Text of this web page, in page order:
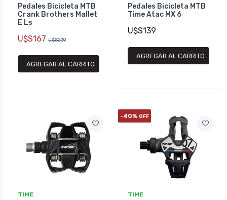
Pedales Bicicleta MTB
Crank Brothers Mallet
E Ls
U$S167 U$S239
AGREGAR AL CARRITO
Pedales Bicicleta MTB
Time Atac MX 6
U$S139
AGREGAR AL CARRITO
TIME
-40% OFF
TIME